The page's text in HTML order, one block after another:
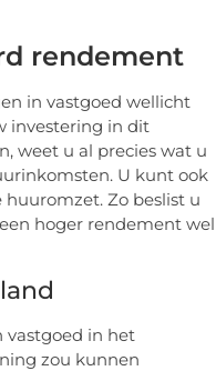
rendement
in vastgoed wellicht
investering in dit
weet u al precies wat u
U kunt ook
Zo beslist u
hoger rendement wel
vastgoed in het
zou kunnen